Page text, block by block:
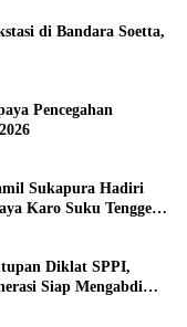
di Bandara Soetta,
Pencegahan
Sukapura Hadiri
Karo Suku Tengger
Diklat SPPI,
Siap Mengabdi